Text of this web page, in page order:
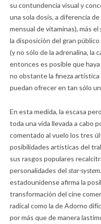
su contundencia visual y
una sola dosis, a diferencia
mensual de vitaminas), más
la disposición del gran
(y no sólo de la adrenalina, la
entonces es posible que
no obstante la fineza artística
puedan ofrecer en tan sólo
En esta medida, la escasa
toda una vida llevada a cabo
comentado al vuelo los tres
posibilidades artísticas del
sus rasgos populares
personalidades del star-system
estadounidense afirma la
transformación del cine
radical como la de Adorno
por más que de manera